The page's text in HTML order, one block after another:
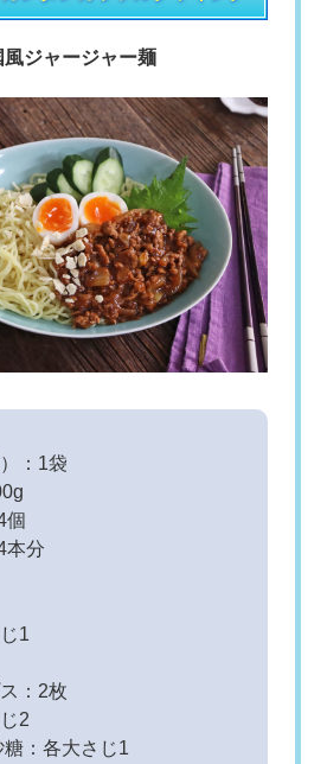
風ジャージャー麺
：1袋
個
本分
1
：2枚
2
糖：各大さじ1